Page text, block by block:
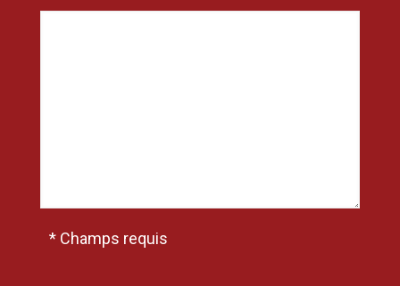
* Champs requis